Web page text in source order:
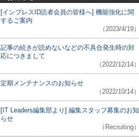
[インプレスID読者会員の皆様へ] 機能強化に関
するご案内
（2023/4/19）
記事の続きが読めないなどの不具合発生時の対
応につきまして
（2022/12/14）
定期メンテナンスのお知らせ
（2022/10/14）
[IT Leaders編集部より] 編集スタッフ募集のお知
らせ
（Recruiting）